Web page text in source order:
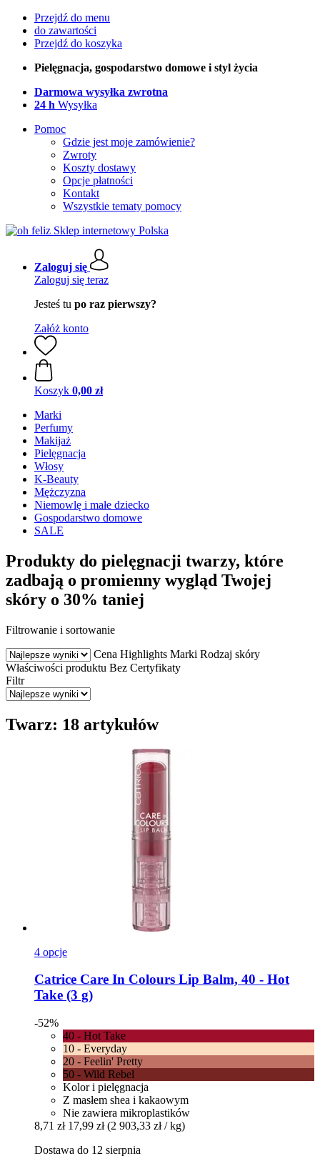
Przejdź do menu
do zawartości
Przejdź do koszyka
Pielęgnacja, gospodarstwo domowe i styl życia
Darmowa wysyłka zwrotna
24 h Wysyłka
Pomoc
Gdzie jest moje zamówienie?
Zwroty
Koszty dostawy
Opcje płatności
Kontakt
Wszystkie tematy pomocy
Zaloguj się
Zaloguj się teraz
Jesteś tu po raz pierwszy?
Załóż konto
Koszyk 0,00 zł
Marki
Perfumy
Makijaż
Pielęgnacja
Włosy
K-Beauty
Mężczyzna
Niemowlę i małe dziecko
Gospodarstwo domowe
SALE
Produkty do pielęgnacji twarzy, które
zadbają o promienny wygląd Twojej
skóry o 30% taniej
Filtrowanie i sortowanie
Cena Highlights Marki Rodzaj skóry
Właściwości produktu Bez Certyfikaty
Filtr
Twarz: 18 artykułów
4 opcje
Catrice Care In Colours Lip Balm, 40 -​ Hot
Take (3 g)
-52%
40 - Hot Take
10 - Everyday
20 - Feelin' Pretty
50 - Wild Rebel
Kolor i pielęgnacja
Z masłem shea i kakaowym
Nie zawiera mikroplastików
8,71 zł 17,99 zł (2 903,33 zł / kg)
Dostawa do 12 sierpnia